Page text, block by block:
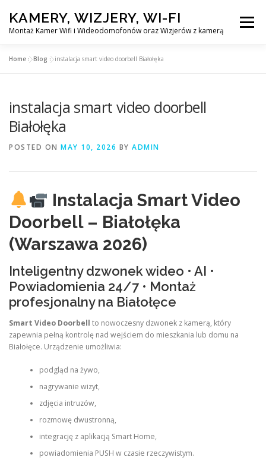
content
KAMERY, WIZJERY, WI-FI
Montaż Kamer Wifi i Wideodomofonów oraz Wizjerów z kamerą
Menu
MONTAŻ WIDEDOMOFONÓW
KONTAKT
EN
Home »Blog »instalacja smart video doorbell Białołęka
instalacja smart video doorbell
Białołęka
POSTED ON MAY 10, 2026 BY ADMIN
Instalacja Smart Video
Doorbell – Białołęka
(Warszawa 2026)
Inteligentny dzwonek wideo • AI •
Powiadomienia 24/7 • Montaż
profesjonalny na Białołęce
Smart Video Doorbell to nowoczesny dzwonek z kamerą, który
zapewnia pełną kontrolę nad wejściem do mieszkania lub domu na
Białołęce. Urządzenie umożliwia:
podgląd na żywo,
nagrywanie wizyt,
zdjęcia intruzów,
rozmowę dwustronną,
integrację z aplikacją Smart Home,
powiadomienia PUSH w czasie rzeczywistym.